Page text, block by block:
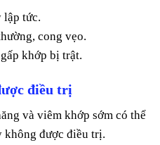
lập tức.
cong vẹo.
khớp bị trật.
điều trị
và viêm khớp sớm có thể
không được điều trị.